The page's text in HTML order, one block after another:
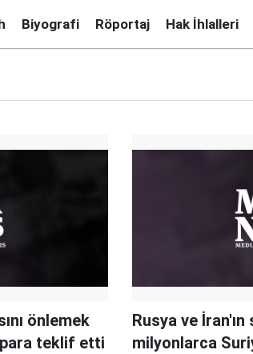
Biyografi Röportaj Hak İhlalleri
önlemek
teklif etti
Rusya ve İran'ın
milyonlarca